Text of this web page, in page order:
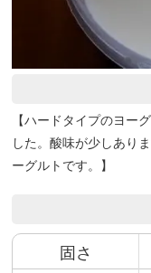
【ハードタイプのヨー
した。酸味が少しあり
ーグルトです。】
固さ